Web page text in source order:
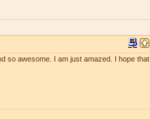
so awesome. I am just amazed. I hope that